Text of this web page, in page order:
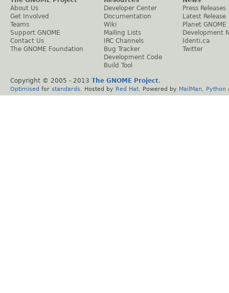
About Us
Get Involved
Teams
Support GNOME
Contact Us
The GNOME Foundation
Developer Center
Documentation
Wiki
Mailing Lists
IRC Channels
Bug Tracker
Development Code
Build Tool
Press Releases
Latest Release
Planet GNOME
Development
Identi.ca
Twitter
Copyright © 2005 - 2013 The GNOME Project.
Optimised for standards . Hosted by Red Hat . Powered by MailMan Python